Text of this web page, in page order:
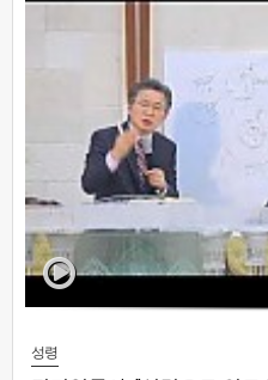
성령